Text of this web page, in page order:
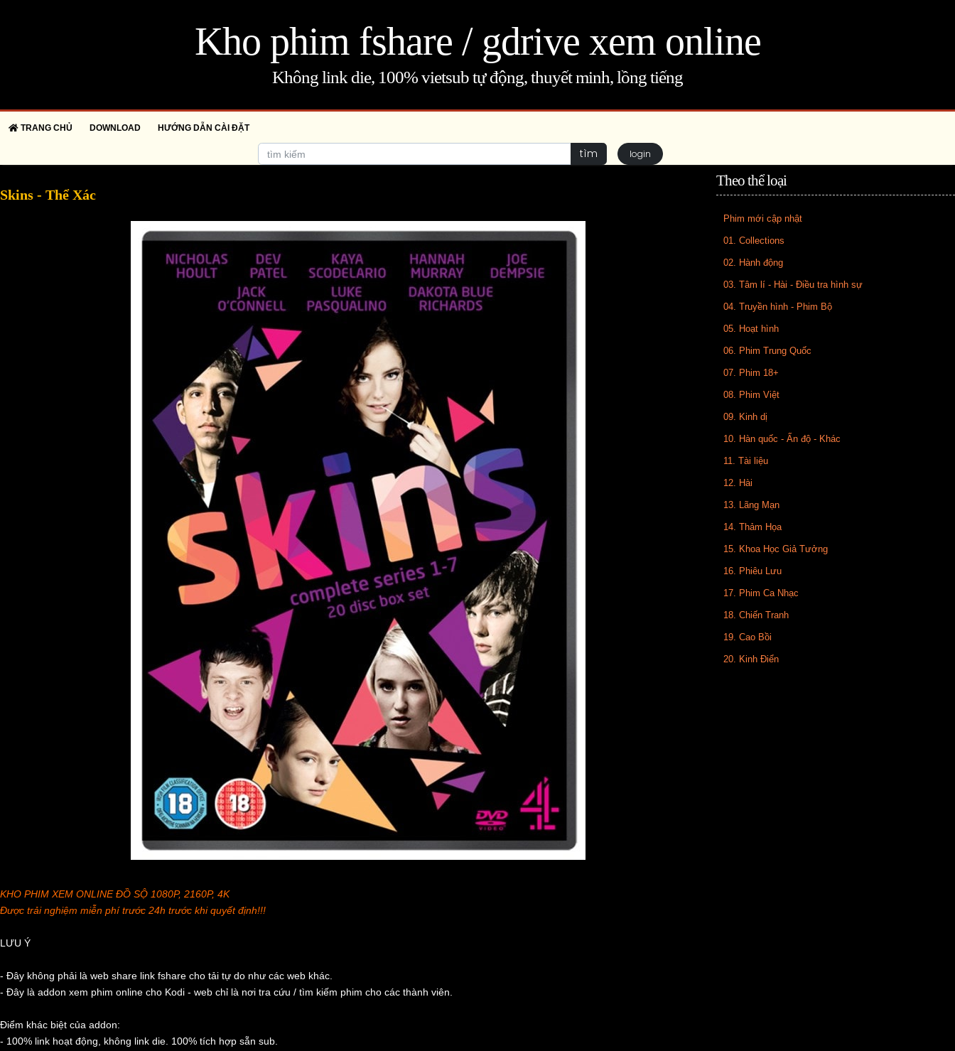
Kho phim fshare / gdrive xem online
Không link die, 100% vietsub tự động, thuyết minh, lồng tiếng
TRANG CHỦ DOWNLOAD HƯỚNG DẪN CÀI ĐẶT
tìm login
Skins - Thể Xác
KHO PHIM XEM ONLINE ĐỒ SỘ 1080P, 2160P, 4K
Được trải nghiệm miễn phí trước 24h trước khi quyết định!!!
LƯU Ý
- Đây không phải là web share link fshare cho tải tự do như các web khác.
- Đây là addon xem phim online cho Kodi - web chỉ là nơi tra cứu / tìm kiếm phim cho các thành viên.
Điểm khác biệt của addon:
- 100% link hoạt động, không link die. 100% tích hợp sẵn sub.
Theo thể loại
Phim mới cập nhật
01. Collections
02. Hành động
03. Tâm lí - Hài - Điều tra hình sự
04. Truyền hình - Phim Bộ
05. Hoạt hình
06. Phim Trung Quốc
07. Phim 18+
08. Phim Việt
09. Kinh dị
10. Hàn quốc - Ấn độ - Khác
11. Tài liệu
12. Hài
13. Lãng Mạn
14. Thảm Họa
15. Khoa Học Giả Tưởng
16. Phiêu Lưu
17. Phim Ca Nhạc
18. Chiến Tranh
19. Cao Bồi
20. Kinh Điển